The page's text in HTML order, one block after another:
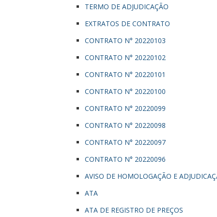
TERMO DE ADJUDICAÇÃO
EXTRATOS DE CONTRATO
CONTRATO N° 20220103
CONTRATO N° 20220102
CONTRATO N° 20220101
CONTRATO N° 20220100
CONTRATO N° 20220099
CONTRATO N° 20220098
CONTRATO N° 20220097
CONTRATO N° 20220096
AVISO DE HOMOLOGAÇÃO E
ATA
ATA DE REGISTRO DE PREÇOS